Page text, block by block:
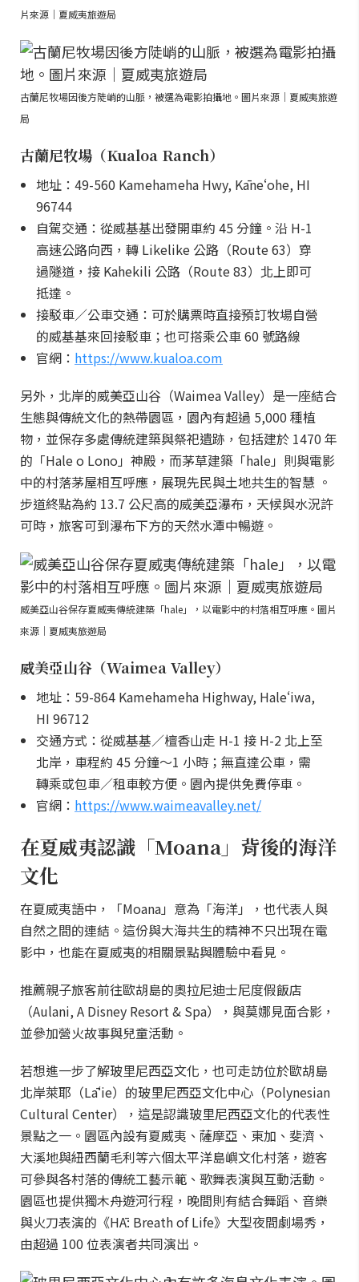
片來源｜夏威夷旅遊局
古蘭尼牧場因後方陡峭的山脈，被選為電影拍攝地。圖片來源｜夏威夷旅遊
局
古蘭尼牧場（Kualoa Ranch）
地址：49-560 Kamehameha Hwy, Kāneʻohe, HI
96744
自駕交通：從威基基出發開車約 45 分鐘。沿 H-1
高速公路向西，轉 Likelike 公路（Route 63）穿
過隧道，接 Kahekili 公路（Route 83）北上即可
抵達。
接駁車／公車交通：可於購票時直接預訂牧場自營
的威基基來回接駁車；也可搭乘公車 60 號路線
官網： https://www.kualoa.com
另外，北岸的威美亞山谷（Waimea Valley）是一座結合
生態與傳統文化的熱帶園區，園內有超過 5,000 種植
物，並保存多處傳統建築與祭祀遺跡，包括建於 1470 年
的「Hale o Lono」神殿，而茅草建築「hale」則與電影
中的村落茅屋相互呼應，展現先民與土地共生的智慧 。
步道終點為約 13.7 公尺高的威美亞瀑布，天候與水況許
可時，旅客可到瀑布下方的天然水潭中暢遊。
威美亞山谷保存夏威夷傳統建築「hale」，以電影中的村落相互呼應。圖片
來源｜夏威夷旅遊局
威美亞山谷（Waimea Valley）
地址：59-864 Kamehameha Highway, Haleʻiwa,
HI 96712
交通方式：從威基基／檀香山走 H-1 接 H-2 北上至
北岸，車程約 45 分鐘～1 小時；無直達公車，需
轉乘或包車／租車較方便。園內提供免費停車。
官網： https://www.waimeavalley.net/
在夏威夷認識「Moana」背後的海洋
文化
在夏威夷語中，「Moana」意為「海洋」，也代表人與
自然之間的連結。這份與大海共生的精神不只出現在電
影中，也能在夏威夷的相關景點與體驗中看見。
推薦親子旅客前往歐胡島的奧拉尼迪士尼度假飯店
（Aulani, A Disney Resort & Spa），與莫娜見面合影，
並參加營火故事與兒童活動。
若想進一步了解玻里尼西亞文化，也可走訪位於歐胡島
北岸萊耶（Lāʻie）的玻里尼西亞文化中心（Polynesian
Cultural Center），這是認識玻里尼西亞文化的代表性
景點之一。園區內設有夏威夷、薩摩亞、東加、斐濟、
大溪地與紐西蘭毛利等六個太平洋島嶼文化村落，遊客
可參與各村落的傳統工藝示範、歌舞表演與互動活動。
園區也提供獨木舟遊河行程，晚間則有結合舞蹈、音樂
與火刀表演的《HĀ: Breath of Life》大型夜間劇場秀，
由超過 100 位表演者共同演出。